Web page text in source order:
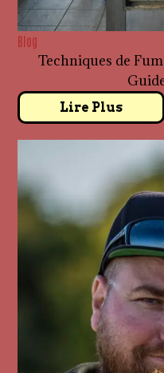
Blog
Techniques de
Lire Plus